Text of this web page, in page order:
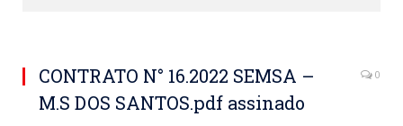
CONTRATO N° 16.2022 SEMSA –
M.S DOS SANTOS.pdf assinado
0